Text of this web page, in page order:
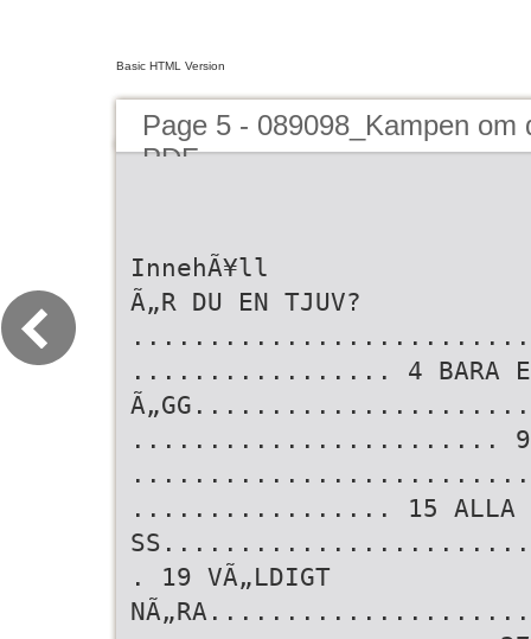
Basic HTML Version
Page 5 - 089098_Kampen om
PDF
InnehÃ¥ll
Ã„R DU EN TJUV?
................. 4 BARA
........................ 9
................. 15 ALLA
. 19 VÃ„LDIGT